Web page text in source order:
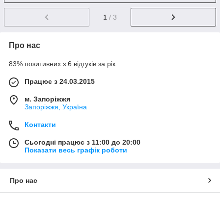
1 / 3
Про нас
83% позитивних з 6 відгуків за рік
Працює з 24.03.2015
м. Запоріжжя
Запоріжжя, Україна
Контакти
Сьогодні працює з 11:00 до 20:00
Показати весь графік роботи
Про нас